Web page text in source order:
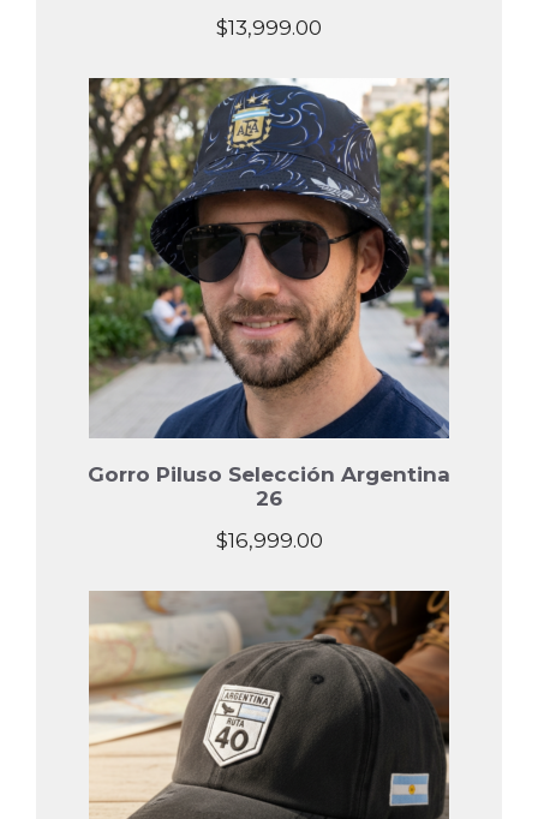
$13,999.00
Gorro Piluso Selección Argentina
26
$16,999.00